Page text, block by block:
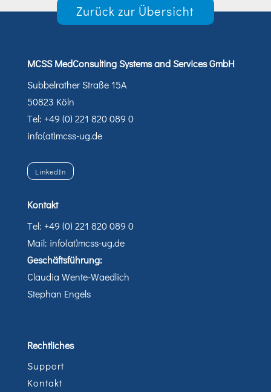
Zurück zur Übersicht
MCSS MedConsulting Systems and Services GmbH
Subbelrather Straße 15A
50823 Köln
Tel: +49 (0) 221 820 089 0
info(at)mcss-ug.de
LinkedIn
Kontakt
Tel: +49 (0) 221 820 089 0
Mail: info(at)mcss-ug.de
Geschäftsführung:
Claudia Wente-Waedlich
Stephan Engels
Rechtliches
Support
Kontakt